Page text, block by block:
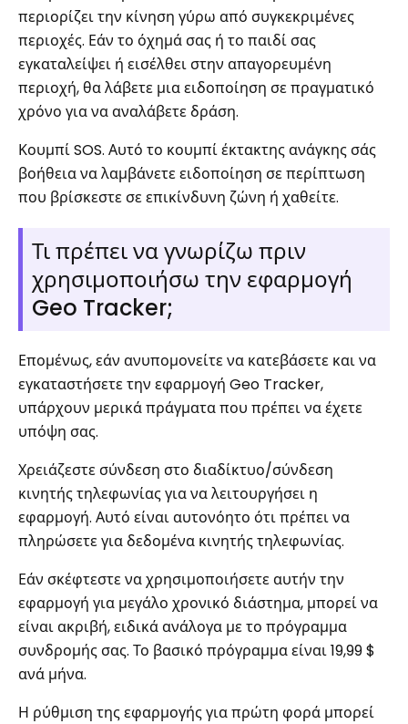
περιορίζει την κίνηση γύρω από συγκεκριμένες
περιοχές. Εάν το όχημά σας ή το παιδί σας
εγκαταλείψει ή εισέλθει στην απαγορευμένη
περιοχή, θα λάβετε μια ειδοποίηση σε πραγματικό
χρόνο για να αναλάβετε δράση.
Κουμπί SOS. Αυτό το κουμπί έκτακτης ανάγκης σάς
βοήθεια να λαμβάνετε ειδοποίηση σε περίπτωση
που βρίσκεστε σε επικίνδυνη ζώνη ή χαθείτε.
Τι πρέπει να γνωρίζω πριν
χρησιμοποιήσω την εφαρμογή
Geo Tracker;
Επομένως, εάν ανυπομονείτε να κατεβάσετε και να
εγκαταστήσετε την εφαρμογή Geo Tracker,
υπάρχουν μερικά πράγματα που πρέπει να έχετε
υπόψη σας.
Χρειάζεστε σύνδεση στο διαδίκτυο/σύνδεση
κινητής τηλεφωνίας για να λειτουργήσει η
εφαρμογή. Αυτό είναι αυτονόητο ότι πρέπει να
πληρώσετε για δεδομένα κινητής τηλεφωνίας.
Εάν σκέφτεστε να χρησιμοποιήσετε αυτήν την
εφαρμογή για μεγάλο χρονικό διάστημα, μπορεί να
είναι ακριβή, ειδικά ανάλογα με το πρόγραμμα
συνδρομής σας. Το βασικό πρόγραμμα είναι 19,99 $
ανά μήνα.
Η ρύθμιση της εφαρμογής για πρώτη φορά μπορεί